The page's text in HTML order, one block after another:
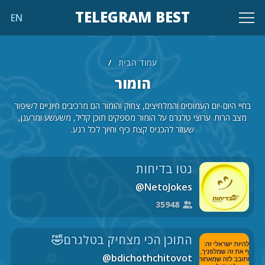
TELEGRAM BEST
EN
עמוד הבית /
הומור
בחיי היום-יום העמוסים והמלחיצים, צחוק והומור הם מרכיבים חיוניים לשיפור
מצב הרוח. ערוצי טלגרם על הומור מספקים תוכן קליל, משעשע ומרענן,
שעוזר להכניס קצת כיף וחיוך לכל רגע.
נטו בדיחות
@NetoJokes
35948
התוכן הכי מצחיק בטלגרם🤣
@bdichothchitovot